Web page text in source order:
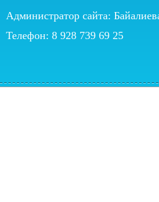
Администратор сайта:
Телефон: 8 928 739 69 25